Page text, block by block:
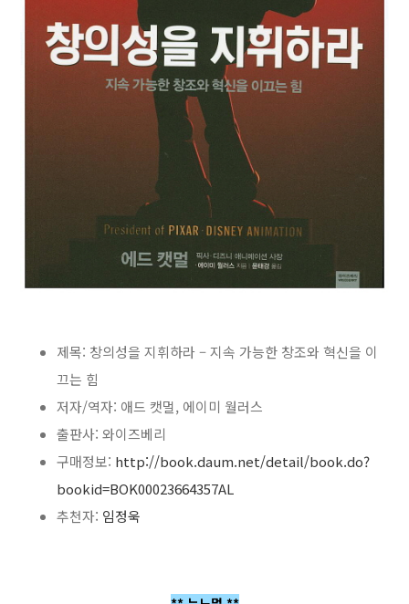
제목: 창의성을 지휘하라 – 지속 가능한 창조와 혁신을 이
끄는 힘
저자/역자: 애드 캣멀, 에이미 월러스
출판사: 와이즈베리
구매정보: http://book.daum.net/detail/book.do?
bookid=BOK00023664357AL
추천자: 임정욱